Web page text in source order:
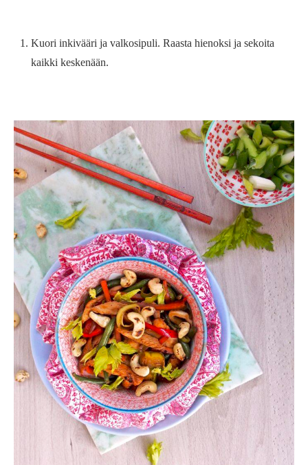
Kuori inkivääri ja valkosipuli. Raasta hienoksi ja sekoita
kaikki keskenään.